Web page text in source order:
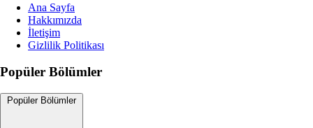
Ana Sayfa
Hakkımızda
İletişim
Gizlilik Politikası
Popüler Bölümler
Popüler Bölümler